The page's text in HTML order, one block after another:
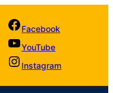
Facebook
YouTube
Instagram